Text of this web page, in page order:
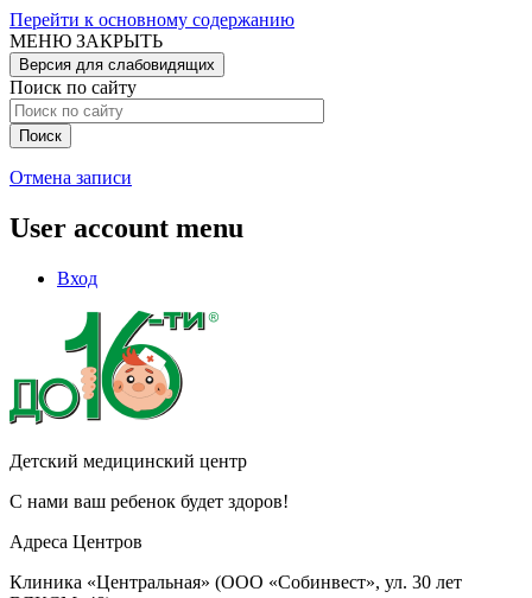
Перейти к основному содержанию
МЕНЮ ЗАКРЫТЬ
Версия для слабовидящих
Поиск по сайту
Отмена записи
User account menu
Вход
Детский медицинский центр
С нами ваш ребенок будет здоров!
Адреса Центров
Клиника «Центральная» (ООО «Собинвест», ул. 30 лет